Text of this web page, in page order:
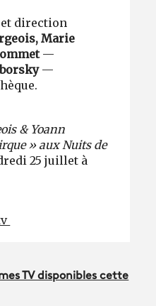
direction
Marie
—
—
& Yoann
» aux Nuits de
25 juillet à
TV disponibles cette